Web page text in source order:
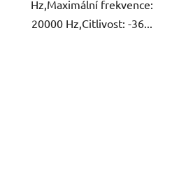
Hz,Maximální frekvence:
20000 Hz,Citlivost: -36...